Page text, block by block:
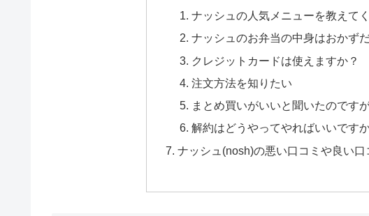
ナッシュの人気メニューを教えて
ナッシュのお弁当の中身はおかず
クレジットカードは使えますか？
注文方法を知りたい
まとめ買いがいいと聞いたのです
解約はどうやってやればいいです
ナッシュ(nosh)の悪い口コミや良い